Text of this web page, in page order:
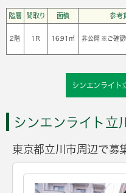
階層 間取り 面積 参考
2階 1Ｒ 16.91㎡ 非公開 ※ご確認
シンエンライト
シンエンライト立
東京都立川市周辺で募